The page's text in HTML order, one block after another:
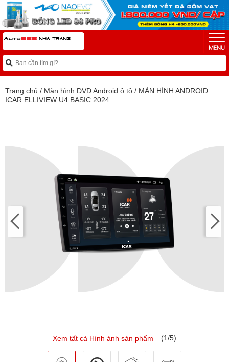
Trang chủ / Màn hình DVD Android ô tô / MÀN HÌNH ANDROID
ICAR ELLIVIEW U4 BASIC 2024
Xem tất cả Hình ảnh sản phẩm (1/5)